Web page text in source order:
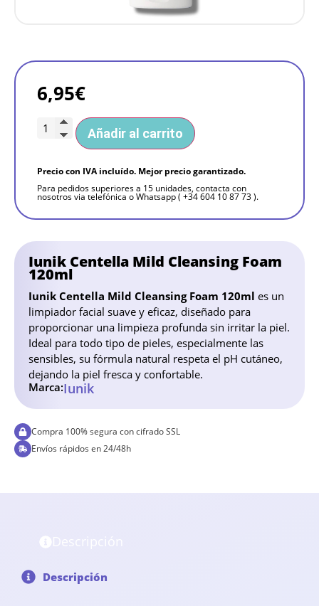
Iunik Centella Mild Cleansing Foam
120ml
Iunik Centella Mild Cleansing Foam 120ml es un
limpiador facial suave y eficaz, diseñado para
proporcionar una limpieza profunda sin irritar la piel.
Ideal para todo tipo de pieles, especialmente las
sensibles, su fórmula natural respeta el pH cutáneo,
dejando la piel fresca y confortable.
Marca:Iunik
6,95€
Añadir al carrito
Precio con IVA incluído. Mejor precio garantizado.
Para pedidos superiores a 15 unidades, contacta con
nosotros via telefónica o Whatsapp ( +34 604 10 87 73 ).
Compra 100% segura con cifrado SSL
Envíos rápidos en 24/48h
Descripción